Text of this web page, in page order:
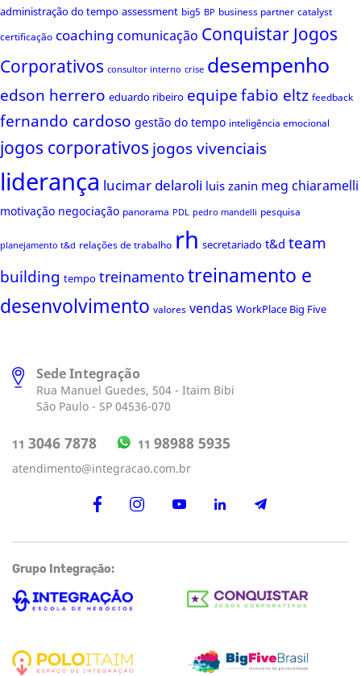
administração do tempo assessment big5 BP business partner catalyst
certificação coaching comunicação Conquistar Jogos
Corporativos consultor interno crise desempenho
edson herrero eduardo ribeiro equipefabio eltz feedback
fernando cardoso gestão do tempo inteligência emocional
jogos corporativos jogos vivenciais
liderança lucimar delaroli luis zanin meg chiaramelli
motivação negociação panorama PDL pedro mandelli pesquisa
planejamento t&d relações de trabalho rh secretariado t&d team
building tempo treinamentotreinamento e
desenvolvimento valores vendas WorkPlace Big Five
Sede Integração
Rua Manuel Guedes, 504 - Itaim Bibi
São Paulo - SP 04536-070
11 3046 7878 11 98988 5935
atendimento@integracao.com.br
Grupo Integração: